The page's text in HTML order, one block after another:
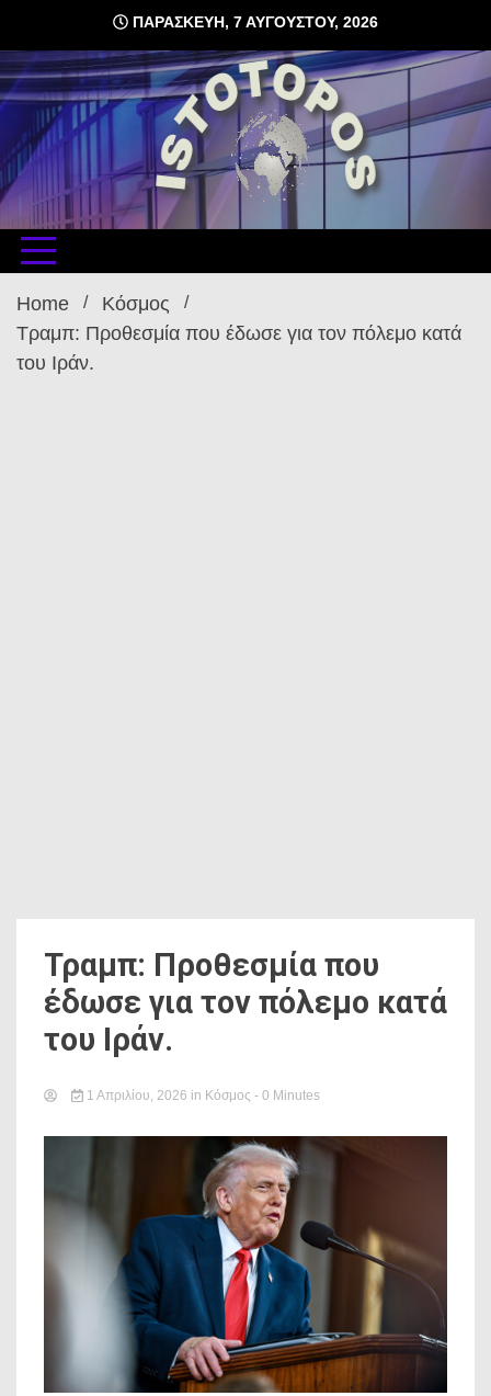
content
ΠΑΡΑΣΚΕΥΉ, 7 ΑΥΓΟΎΣΤΟΥ, 2026
δωρεάν φιλοξενία ιστοσελίδων , ειδήσεις
Home
Κόσμος
Τραμπ: Προθεσμία που έδωσε για τον πόλεμο κατά
του Ιράν.
Τραμπ: Προθεσμία που
έδωσε για τον πόλεμο κατά
του Ιράν.
1 Απριλίου, 2026 in Κόσμος - 0 Minutes